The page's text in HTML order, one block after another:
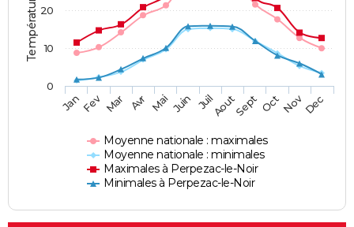
Moyenne nationale : maximales
Moyenne nationale : minimales
Maximales à Perpezac-le-Noir
Minimales à Perpezac-le-Noir
JanFev Mar Avr Mai Juin JuilAoutSept OctNovDec
0
10
20